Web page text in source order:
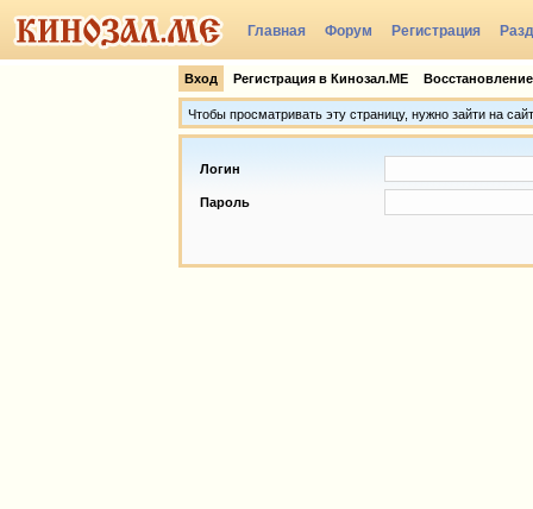
Главная Форум Регистрация
Вход Регистрация в Кинозал.МЕ
Чтобы просматривать эту страницу, нужно зайти на сайт
Логин
Пароль